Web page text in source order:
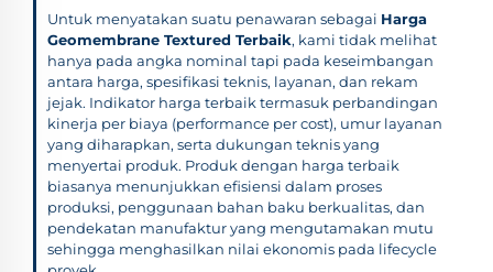
Untuk menyatakan suatu penawaran sebagai Harga
Geomembrane Textured Terbaik, kami tidak melihat
hanya pada angka nominal tapi pada keseimbangan
antara harga, spesifikasi teknis, layanan, dan rekam
jejak. Indikator harga terbaik termasuk perbandingan
kinerja per biaya (performance per cost), umur layanan
yang diharapkan, serta dukungan teknis yang
menyertai produk. Produk dengan harga terbaik
biasanya menunjukkan efisiensi dalam proses
produksi, penggunaan bahan baku berkualitas, dan
pendekatan manufaktur yang mengutamakan mutu
sehingga menghasilkan nilai ekonomis pada lifecycle